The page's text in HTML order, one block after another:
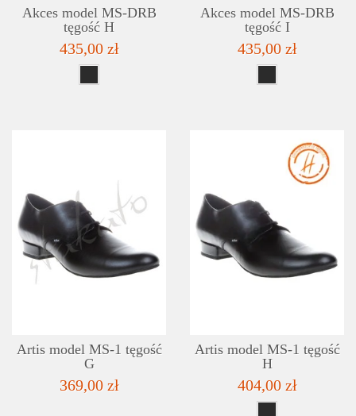
Akces model MS-DRB
tęgość H
435,00 zł
Akces model MS-DRB
tęgość I
435,00 zł
LISTA ŻYCZEŃ
SZCZEGÓŁY
Artis model MS-1 tęgość
G
369,00 zł
Artis model MS-1 tęgość
H
404,00 zł